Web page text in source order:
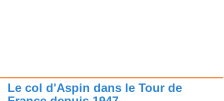
Le col d'Aspin dans le Tour de